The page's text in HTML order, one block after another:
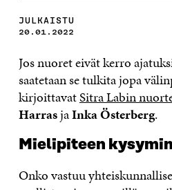
JULKAISTU
20.01.2022
Jos nuoret eivät kerro
saatetaan se tulkita jopa
kirjoittavatSitra Labin
HarrasjaInka Österberg.
Mielipiteen
Onko vastuu